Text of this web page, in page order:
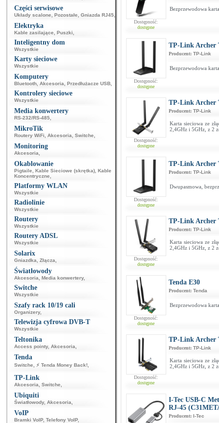
Części serwisowe
Układy scalone Pozostałe Gniazda RJ45
Elektryka
Kable zasilające Puszki
Inteligentny dom
Wszystkie
Karty sieciowe
Wszystkie
Komputery
Bluetooth Akcesoria Przedłużacze USB
Kontrolery sieciowe
Wszystkie
Media konwertery
RS-232/RS-485
MikroTik
Routery WiFi Akcesoria Switche
Monitoring
Akcesoria
Okablowanie
Pigtaile Kable Sieciowe (skrętka) Kable
Koncentryczne
Platformy WLAN
Wszystkie
Radiolinie
Wszystkie
Routery
Wszystkie
Routery ADSL
Wszystkie
Solarix
Gniazdka Złącza
Światłowody
Akcesoria Media konwertery,
Switche
Wszystkie
Szafy rack 10/19 cali
Organizery,
Telewizja cyfrowa DVB-T
Wszystkie
Teltonika
Access pointy, Akcesoria
Tenda
Switche ⚡ Tenda Money Back!
TP-Link
Akcesoria Switche
Ubiquiti
Światłowody, Akcesoria
VoIP
Bramki VoIP, Telefony VoIP,
Dostępność:
dostępne
Bezprzewodowa
Dostępność:
dostępne
TP-Link Archer
Producent: TP-Link
Bezprzewodowa
Dostępność:
dostępne
TP-Link Archer
Producent: TP-Link
Karta sieciowa ze
2,4GHz i 5GHz, z 2
Dostępność:
dostępne
TP-Link Archer
Producent: TP-Link
Dwupasmowa,
Dostępność:
dostępne
TP-Link Archer
Producent: TP-Link
Karta sieciowa ze
2,4GHz i 5GHz, z 2
Dostępność:
dostępne
Tenda E30
Producent: Tenda
Bezprzewodowa
Dostępność:
dostępne
TP-Link Archer
Producent: TP-Link
Karta sieciowa ze
2,4GHz i 5GHz, z 2
I-Tec USB-C
RJ-45
Producent: I-Tec